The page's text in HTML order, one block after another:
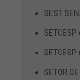
SEST
SETOR